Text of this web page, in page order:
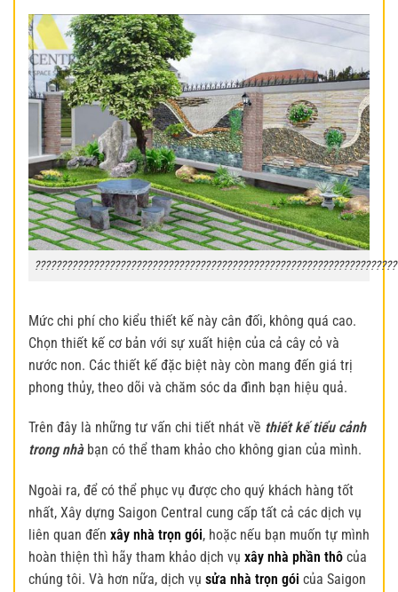
Mức chi phí cho kiểu thiết kế này cân đối, không quá cao.
Chọn thiết kế cơ bản với sự xuất hiện của cả cây cỏ và
nước non. Các thiết kế đặc biệt này còn mang đến giá trị
phong thủy, theo dõi và chăm sóc da đình bạn hiệu quả.
Trên đây là những tư vấn chi tiết nhát về thiết kế tiểu cảnh
trong nhàbạn có thể tham khảo cho không gian của mình.
Ngoài ra, để có thể phục vụ được cho quý khách hàng tốt
nhất, Xây dựng Saigon Central cung cấp tất cả các dịch vụ
liên quan đến xây nhà trọn gói, hoặc nếu bạn muốn tự mình
hoàn thiện thì hãy tham khảo dịch vụ xây nhà phần thô của
chúng tôi. Và hơn nữa, dịch vụ sửa nhà trọn gói của Saigon